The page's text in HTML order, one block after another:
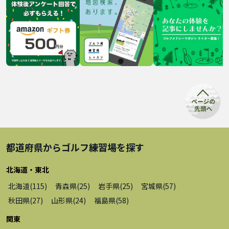
都道府県からゴルフ練習場を探す
北海道・東北
北海道(115) 青森県(25) 岩手県(25) 宮城県(57)
秋田県(27) 山形県(24) 福島県(58)
関東